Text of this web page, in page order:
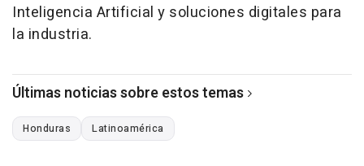
Inteligencia Artificial y soluciones digitales para
la industria.
Últimas noticias sobre estos temas
Honduras Latinoamérica